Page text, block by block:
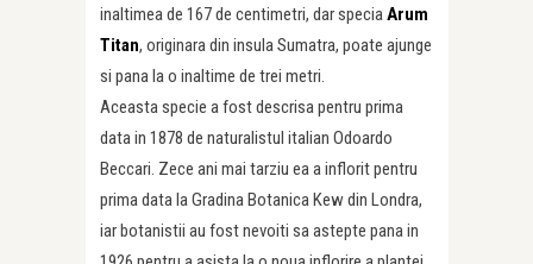
inaltimea de 167 de centimetri, dar specia Arum
Titan, originara din insula Sumatra, poate ajunge
si pana la o inaltime de trei metri.
Aceasta specie a fost descrisa pentru prima
data in 1878 de naturalistul italian Odoardo
Beccari. Zece ani mai tarziu ea a inflorit pentru
prima data la Gradina Botanica Kew din Londra,
iar botanistii au fost nevoiti sa astepte pana in